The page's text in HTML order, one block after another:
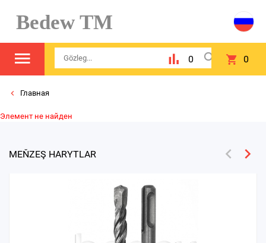
Bedew TM
0 0
Главная
Элемент не найден
MEŇZEŞ HARYTLAR